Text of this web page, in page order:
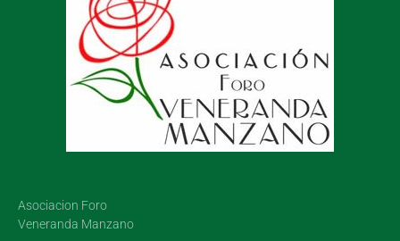
Asociacion Foro
Veneranda Manzano